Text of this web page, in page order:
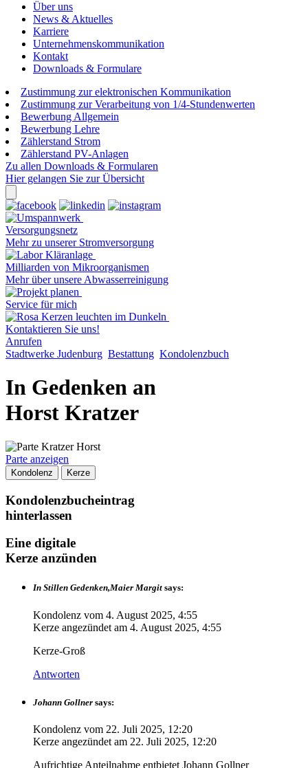
Über uns
News & Aktuelles
Karriere
Unternehmenskommunikation
Kontakt
Downloads & Formulare
Zustimmung zur elektronischen Kommunikation
Zustimmung zur Verarbeitung von 1/4-Stundenwerten
Bewerbung Allgemein
Bewerbung Lehre
Zählerstand Strom
Zählerstand PV-Anlagen
Zu allen Downloads & Formularen
Hier gelangen Sie zur Übersicht
Versorgungsnetz
Mehr zu unserer Stromversorgung
Milliarden von Mikroorganismen
Mehr über unsere Abwasserreinigung
Service für mich
Kontaktieren Sie uns!
Anrufen
Stadtwerke Judenburg Bestattung Kondolenzbuch
In Gedenken an
Horst Kratzer
Parte anzeigen
Kondolenz Kerze
Kondolenzbucheintrag
hinterlassen
Eine digitale
Kerze anzünden
In Stillen Gedenken,Maier Margit says:
Kondolenz vom 4. August 2025, 4:55
Kerze angezündet am 4. August 2025, 4:55
Kerze-Groß
Antworten
Johann Gollner says:
Kondolenz vom 22. Juli 2025, 12:20
Kerze angezündet am 22. Juli 2025, 12:20
Aufrichtige Anteilnahme entbietet Johann Gollner